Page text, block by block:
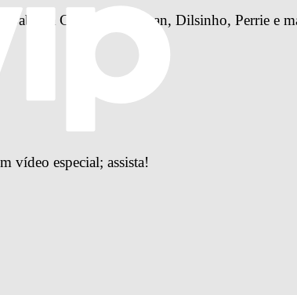
Sabrina Carpenter, Djavan, Dilsinho, Perrie e
vídeo especial; assista!